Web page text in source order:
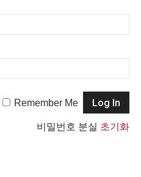
Remember Me
비밀번호 분실 초기화